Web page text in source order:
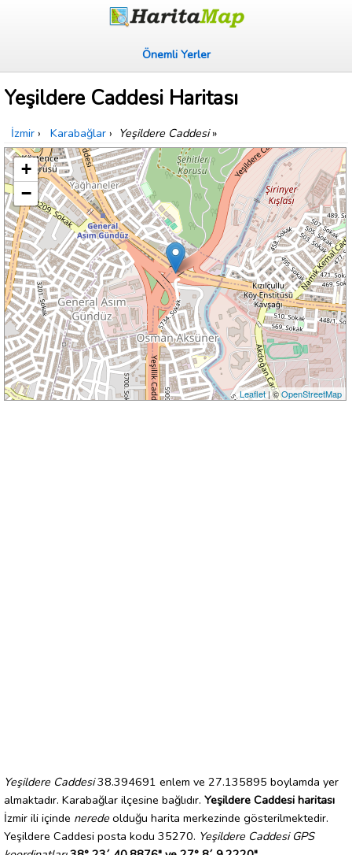
Önemli Yerler
Yeşildere Caddesi Haritası
İzmir › Karabağlar › Yeşildere Caddesi»
+
−
Leaflet| ©OpenStreetMap
Yeşildere Caddesi38.394691 enlem ve 27.135895 boylamda yer
almaktadır. Karabağlar ilçesine bağlıdır. Yeşildere Caddesi haritası
İzmir ili içinde nerede olduğu harita merkezinde gösterilmektedir.
Yeşildere Caddesi posta kodu 35270. Yeşildere Caddesi GPS